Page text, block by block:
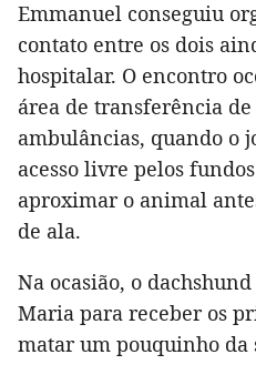
Emmanuel conseguiu
contato entre os dois
hospitalar. O encontro
área de transferência
ambulâncias, quando o
acesso livre pelos
aproximar o animal
de ala.
Na ocasião, o
Maria para receber os
matar um pouquinho da